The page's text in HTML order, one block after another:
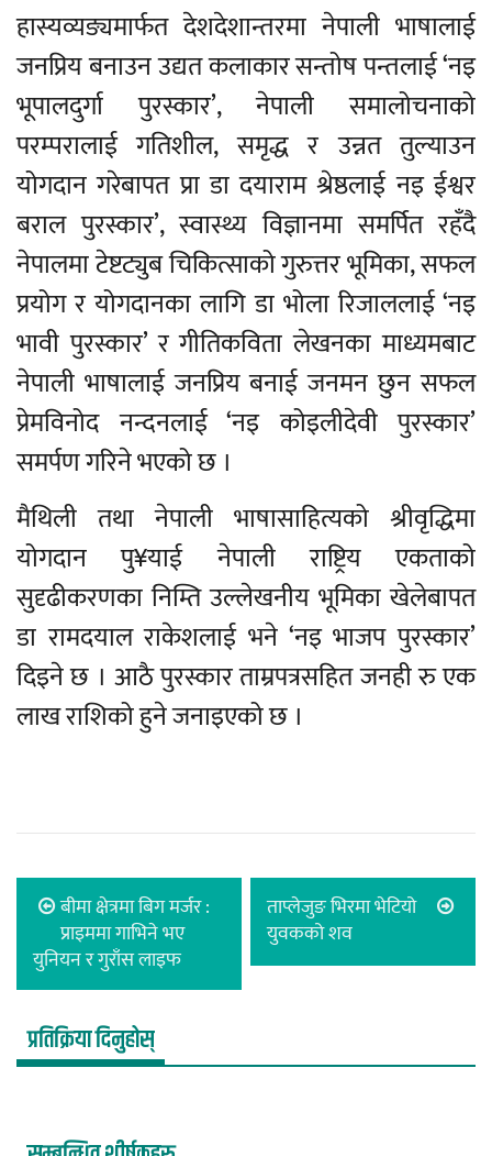
हास्यव्यङ्यमार्फत देशदेशान्तरमा नेपाली भाषालाई
जनप्रिय बनाउन उद्यत कलाकार सन्तोष पन्तलाई ‘नइ
भूपालदुर्गा पुरस्कार’, नेपाली समालोचनाको
परम्परालाई गतिशील, समृद्ध र उन्नत तुल्याउन
योगदान गरेबापत प्रा डा दयाराम श्रेष्ठलाई नइ ईश्वर
बराल पुरस्कार’, स्वास्थ्य विज्ञानमा समर्पित रहँदै
नेपालमा टेष्टट्युब चिकित्साको गुरुत्तर भूमिका, सफल
प्रयोग र योगदानका लागि डा भोला रिजाललाई ‘नइ
भावी पुरस्कार’ र गीतिकविता लेखनका माध्यमबाट
नेपाली भाषालाई जनप्रिय बनाई जनमन छुन सफल
प्रेमविनोद नन्दनलाई ‘नइ कोइलीदेवी पुरस्कार’
समर्पण गरिने भएको छ ।
मैथिली तथा नेपाली भाषासाहित्यको श्रीवृद्धिमा
योगदान पु¥याई नेपाली राष्ट्रिय एकताको
सुदृढीकरणका निम्ति उल्लेखनीय भूमिका खेलेबापत
डा रामदयाल राकेशलाई भने ‘नइ भाजप पुरस्कार’
दिइने छ । आठै पुरस्कार ताम्रपत्रसहित जनही रु एक
लाख राशिको हुने जनाइएको छ ।
बीमा क्षेत्रमा बिग मर्जर :
प्राइममा गाभिने भए
युनियन र गुराँस लाइफ
ताप्लेजुङ भिरमा भेटियो
युवकको शव
प्रतिक्रिया दिनुहोस्